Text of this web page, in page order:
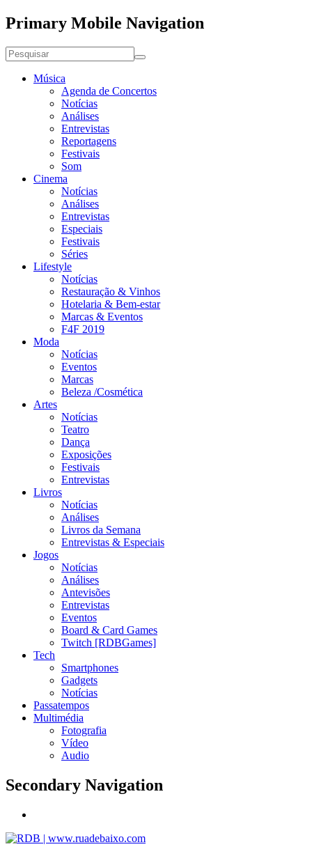
Primary Mobile Navigation
Música
Agenda de Concertos
Notícias
Análises
Entrevistas
Reportagens
Festivais
Som
Cinema
Notícias
Análises
Entrevistas
Especiais
Festivais
Séries
Lifestyle
Notícias
Restauração & Vinhos
Hotelaria & Bem-estar
Marcas & Eventos
F4F 2019
Moda
Notícias
Eventos
Marcas
Beleza /Cosmética
Artes
Notícias
Teatro
Dança
Exposições
Festivais
Entrevistas
Livros
Notícias
Análises
Livros da Semana
Entrevistas & Especiais
Jogos
Notícias
Análises
Antevisões
Entrevistas
Eventos
Board & Card Games
Twitch [RDBGames]
Tech
Smartphones
Gadgets
Notícias
Passatempos
Multimédia
Fotografia
Vídeo
Audio
Secondary Navigation